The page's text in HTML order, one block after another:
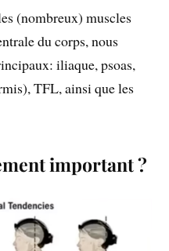
(nombreux) muscles
du corps, nous
iliaque, psoas,
TFL, ainsi que les
important ?